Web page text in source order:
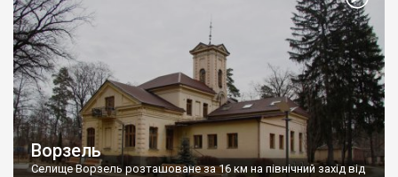
Ворзель
Селище Ворзель розташоване за 16 км на північний захід від